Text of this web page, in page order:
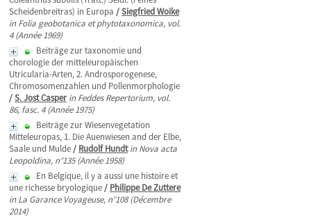
Scheidenbreitras) in Europa /Siegfried Woike
in Folia geobotanica et phytotaxonomica, vol.
4 (Année 1969)
Beiträge zur taxonomie und
chorologie der mitteleuropäischen
Utricularia-Arten, 2. Androsporogenese,
Chromosomenzahlen und Pollenmorphologie
/S. Jost Casper in Feddes Repertorium, vol.
86, fasc. 4 (Année 1975)
Beiträge zur Wiesenvegetation
Mitteleuropas, 1. Die Auenwiesen and der Elbe,
Saale und Mulde/ Rudolf Hundt in Nova acta
Leopoldina, n°135 (Année 1958)
En Belgique, il y a aussi une histoire et
une richesse bryologique/ Philippe De Zuttere
in La Garance Voyageuse, n°108 (Décembre
2014)